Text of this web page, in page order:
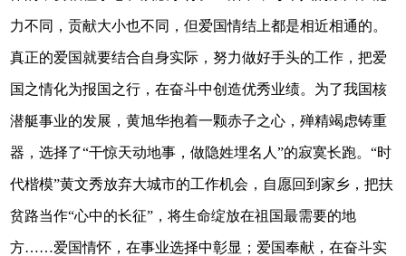
力不同，贡献大小也不同，但爱国情结上都是相近相通的。
真正的爱国就要结合自身实际，努力做好手头的工作，把爱
国之情化为报国之行，在奋斗中创造优秀业绩。为了我国核
潜艇事业的发展，黄旭华抱着一颗赤子之心，殚精竭虑铸重
器，选择了“干惊天动地事，做隐姓埋名人”的寂寞长跑。“时
代楷模”黄文秀放弃大城市的工作机会，自愿回到家乡，把扶
贫路当作“心中的长征”，将生命绽放在祖国最需要的地
方……爱国情怀，在事业选择中彰显；爱国奉献，在奋斗实